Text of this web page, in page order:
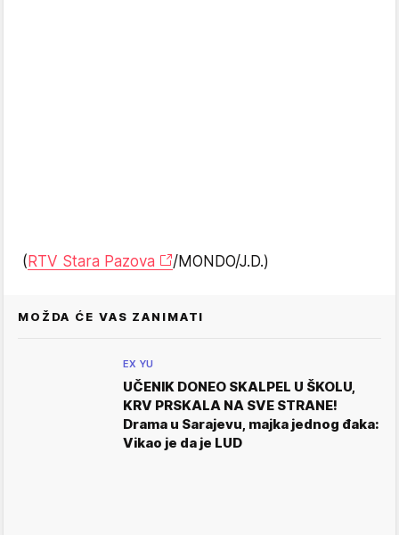
( RTV Stara Pazova /MONDO/J.D.)
MOŽDA ĆE VAS ZANIMATI
EX YU
UČENIK DONEO SKALPEL U ŠKOLU,
KRV PRSKALA NA SVE STRANE!
Drama u Sarajevu, majka jednog đaka:
Vikao je da je LUD